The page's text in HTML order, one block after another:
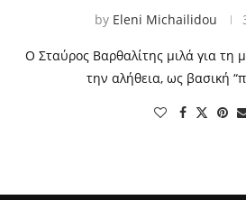
by Eleni Michailidou
Ο Σταύρος Βαρθαλίτης μιλά για τη
την αλήθεια, ως βασική